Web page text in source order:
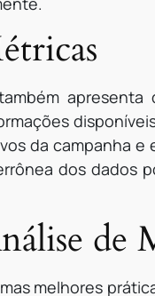
da campanha
dos dados
de
melhores